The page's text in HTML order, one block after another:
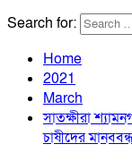
Search for:
Home
2021
March
সাতক্ষীরা
চাষীদের